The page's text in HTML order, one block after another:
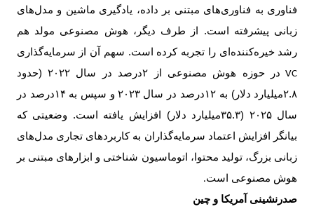
فناوری به فناوری‌های مبتنی بر داده، یادگیری ماشین و مدل‌های
زبانی پیشرفته است. از طرف دیگر، هوش مصنوعی مولد هم
رشد خیره‌کننده‌ای را تجربه کرده است. سهم آن از سرمایه‌گذاری
VC در حوزه هوش مصنوعی از ۲درصد در سال ۲۰۲۲ (
حدود
۲.۸‌میلیارد دلار) به۱۲درصد در سال۲۰۲۳ و سپس به ۱۴درصد در
سال۲۰۲۵ (۳۵.۳‌
میلیارد دلار) افزایش یافته است. وضعیتی که
بیانگر افزایش اعتماد سرمایه‌گذاران به کاربردهای تجاری مدل‌های
زبانی بزرگ، تولید محتوا، اتوماسیون شناختی و ابزارهای مبتنی بر
هوش مصنوعی است.
صدرنشینی آمریکا و چین